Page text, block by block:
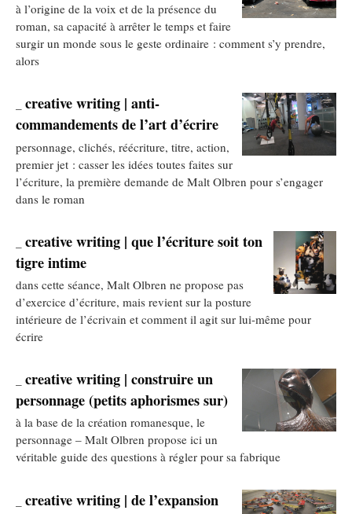
à l’origine de la voix et de la présence du
roman, sa capacité à arrêter le temps et faire
surgir un monde sous le geste ordinaire : comment s’y prendre,
alors
creative writing | anti-
commandements de l’art d’écrire
personnage, clichés, réécriture, titre, action,
premier jet : casser les idées toutes faites sur
l’écriture, la première demande de Malt Olbren pour s’engager
dans le roman
creative writing | que l’écriture soit ton
tigre intime
dans cette séance, Malt Olbren ne propose pas
d’exercice d’écriture, mais revient sur la posture
intérieure de l’écrivain et comment il agit sur lui-même pour
écrire
creative writing | construire un
personnage (petits aphorismes sur)
à la base de la création romanesque, le
personnage – Malt Olbren propose ici un
véritable guide des questions à régler pour sa fabrique
creative writing | de l’expansion